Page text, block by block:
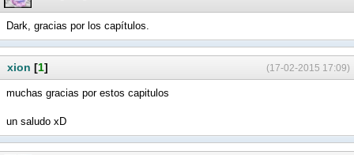
Dark, gracias por los capítulos.
(17-02-2015 17:09)
xion [1]
muchas gracias por estos capitulos
un saludo xD